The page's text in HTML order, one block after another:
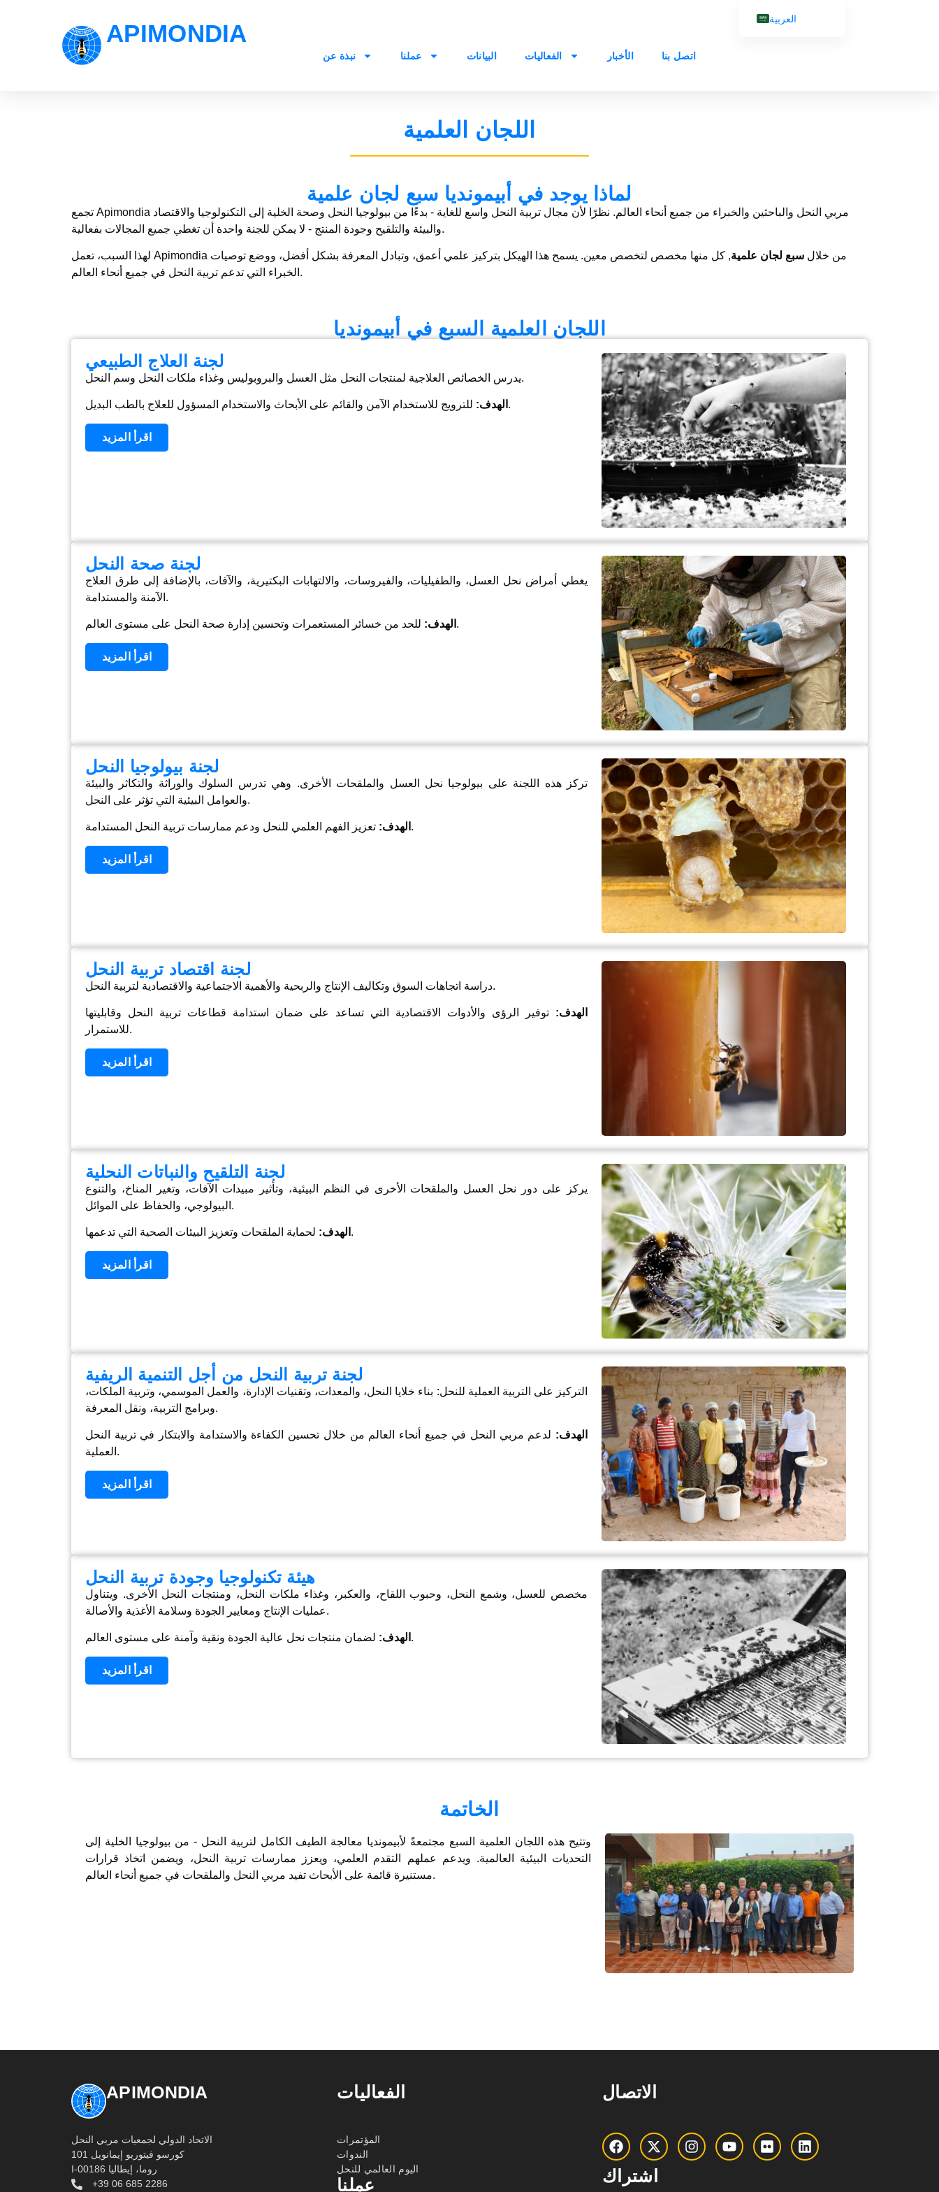
APIMONDIA
نبذة عن عملنا البيانات الفعاليات الأخبار اتصل بنا
اللجان العلمية
لماذا يوجد في أبيمونديا سبع لجان علمية
تجمع Apimondia مربي النحل والباحثين والخبراء من جميع أنحاء العالم. نظرًا لأن مجال تربية النحل واسع للغاية - بدءًا من بيولوجيا النحل وصحة الخلية إلى التكنولوجيا والاقتصاد
والبيئة والتلقيح وجودة المنتج - لا يمكن للجنة واحدة أن تغطي جميع المجالات بفعالية.
لهذا السبب، تعمل Apimondia من خلال سبع لجان علمية, كل منها مخصص لتخصص معين. يسمح هذا الهيكل بتركيز علمي أعمق، وتبادل المعرفة بشكل أفضل، ووضع توصيات
الخبراء التي تدعم تربية النحل في جميع أنحاء العالم.
اللجان العلمية السبع في أبيمونديا
لجنة العلاج الطبيعي
يدرس الخصائص العلاجية لمنتجات النحل مثل العسل والبروبوليس وغذاء ملكات النحل وسم النحل.
الهدف: للترويج للاستخدام الآمن والقائم على الأبحاث والاستخدام المسؤول للعلاج بالطب البديل.
اقرأ المزيد
لجنة صحة النحل
يغطي أمراض نحل العسل، والطفيليات، والفيروسات، والالتهابات البكتيرية، والآفات، بالإضافة إلى طرق العلاج
الآمنة والمستدامة.
الهدف: للحد من خسائر المستعمرات وتحسين إدارة صحة النحل على مستوى العالم.
اقرأ المزيد
لجنة بيولوجيا النحل
تركز هذه اللجنة على بيولوجيا نحل العسل والملقحات الأخرى. وهي تدرس السلوك والوراثة والتكاثر والبيئة
والعوامل البيئية التي تؤثر على النحل.
الهدف: تعزيز الفهم العلمي للنحل ودعم ممارسات تربية النحل المستدامة.
اقرأ المزيد
لجنة اقتصاد تربية النحل
دراسة اتجاهات السوق وتكاليف الإنتاج والربحية والأهمية الاجتماعية والاقتصادية لتربية النحل.
الهدف: توفير الرؤى والأدوات الاقتصادية التي تساعد على ضمان استدامة قطاعات تربية النحل وقابليتها
للاستمرار.
اقرأ المزيد
لجنة التلقيح والنباتات النحلية
يركز على دور نحل العسل والملقحات الأخرى في النظم البيئية، وتأثير مبيدات الآفات، وتغير المناخ، والتنوع
البيولوجي، والحفاظ على الموائل.
الهدف: لحماية الملقحات وتعزيز البيئات الصحية التي تدعمها.
اقرأ المزيد
لجنة تربية النحل من أجل التنمية الريفية
التركيز على التربية العملية للنحل: بناء خلايا النحل، والمعدات، وتقنيات الإدارة، والعمل الموسمي، وتربية الملكات،
وبرامج التربية، ونقل المعرفة.
الهدف: لدعم مربي النحل في جميع أنحاء العالم من خلال تحسين الكفاءة والاستدامة والابتكار في تربية النحل
العملية.
اقرأ المزيد
هيئة تكنولوجيا وجودة تربية النحل
مخصص للعسل، وشمع النحل، وحبوب اللقاح، والعكبر، وغذاء ملكات النحل، ومنتجات النحل الأخرى. ويتناول
عمليات الإنتاج ومعايير الجودة وسلامة الأغذية والأصالة.
الهدف: لضمان منتجات نحل عالية الجودة ونقية وآمنة على مستوى العالم.
اقرأ المزيد
الخاتمة
وتتيح هذه اللجان العلمية السبع مجتمعةً لأبيمونديا معالجة الطيف الكامل لتربية النحل - من بيولوجيا الخلية إلى
التحديات البيئية العالمية. ويدعم عملهم التقدم العلمي، ويعزز ممارسات تربية النحل، ويضمن اتخاذ قرارات
مستنيرة قائمة على الأبحاث تفيد مربي النحل والملقحات في جميع أنحاء العالم.
APIMONDIA
الاتحاد الدولي لجمعيات مربي النحل
كورسو فيتوريو إيمانويل 101
I-00186 روما، إيطاليا
+39 06 685 2286
الفعاليات
المؤتمرات
الندوات
اليوم العالمي للنحل
عملنا
الاتصال
اشتراك
العربية